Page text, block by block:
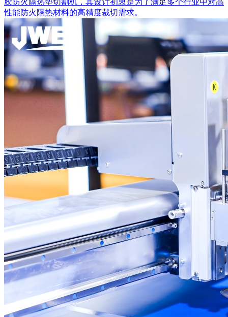
性能防火隔热材料的高精度裁切需求。